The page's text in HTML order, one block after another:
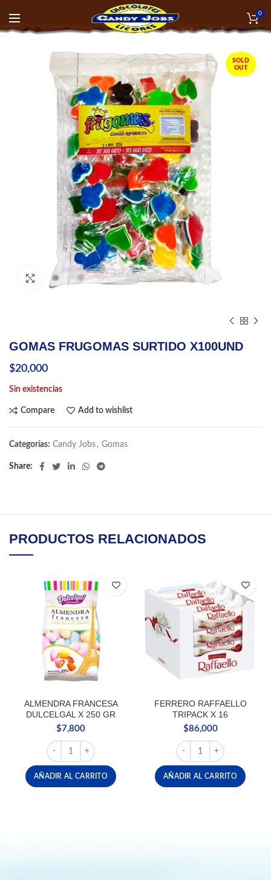
0
SOLD
OUT
Click to enlarge
GOMAS FRUGOMAS SURTIDO X100UND
$20,000
Sin existencias
Compare Add to wishlist
Categorías: Candy Jobs , Gomas
Share
PRODUCTOS RELACIONADOS
ALMENDRA FRANCESA
DULCELGAL X 250 GR
$7,800
ALMENDRA FRANCESA DULCELGAL X 250 GR cantidad
AÑADIR AL CARRITO
FERRERO RAFFAELLO
TRIPACK X 16
$86,000
FERRERO RAFFAELLO
AÑADIR AL CARRITO